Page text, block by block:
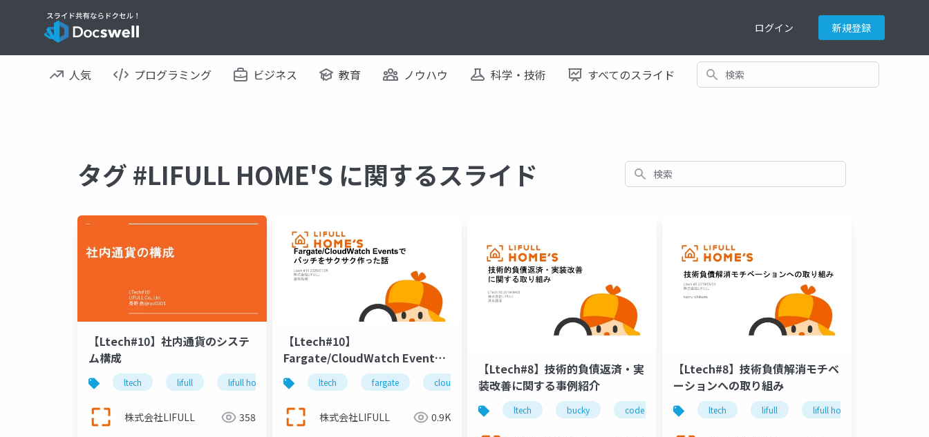
ログイン 新規登録
人気 プログラミング ビジネス 教育 ノウハウ 科学・技術 すべてのスライド 検索
タグ #LIFULL HOME'S に関するスライド 検索
【Ltech#10】社内通貨のシステ
ム構成
ltech lifull lifull home's 社内通貨 aws quorum fargate eventbridge express workflow
株式会社LIFULL 358
【Ltech#10】
Fargate/CloudWatch Events
でバッチをサクサク作った話
ltech fargate cloudwatch events バッチ lifull home's
株式会社LIFULL 0.9K
【Ltech#8】技術的負債返済・実
装改善に関する事例紹介
ltech bucky code climate datadog apm lifull
【Ltech#8】技術負債解消モチベ
ーションへの取り組み
ltech lifull lifull home's